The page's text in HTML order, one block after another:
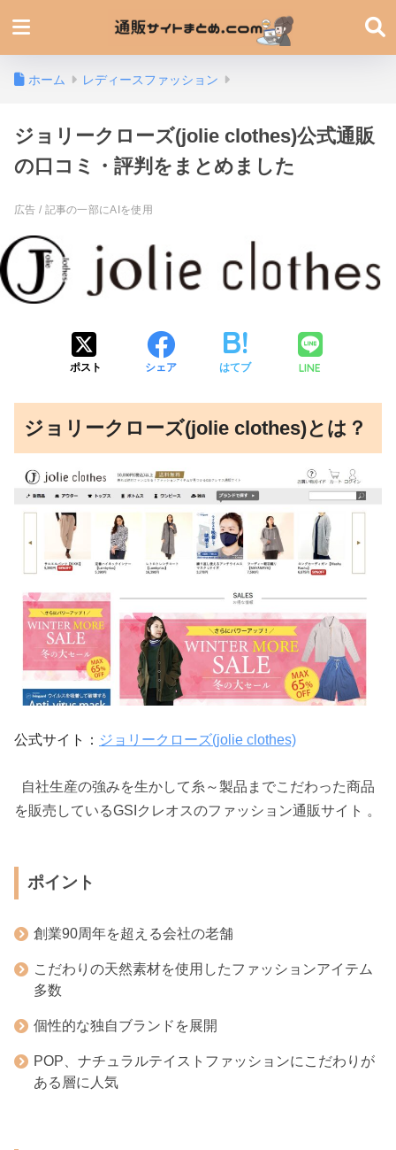
ホーム レディースファッション
ジョリークローズ(jolie clothes)公式通販
の口コミ・評判をまとめました
ポスト シェア はてブ LINE
ジョリークローズ(jolie clothes)とは？
公式サイト： ジョリークローズ(jolie clothes)
自社生産の強みを生かして糸～製品までこだわった商品
を販売しているGSIクレオスのファッション通販サイト 。
ポイント
創業90周年を超える会社の老舗
こだわりの天然素材を使用したファッションアイテム
多数
個性的な独自ブランドを展開
POP、ナチュラルテイストファッションにこだわりが
ある層に人気